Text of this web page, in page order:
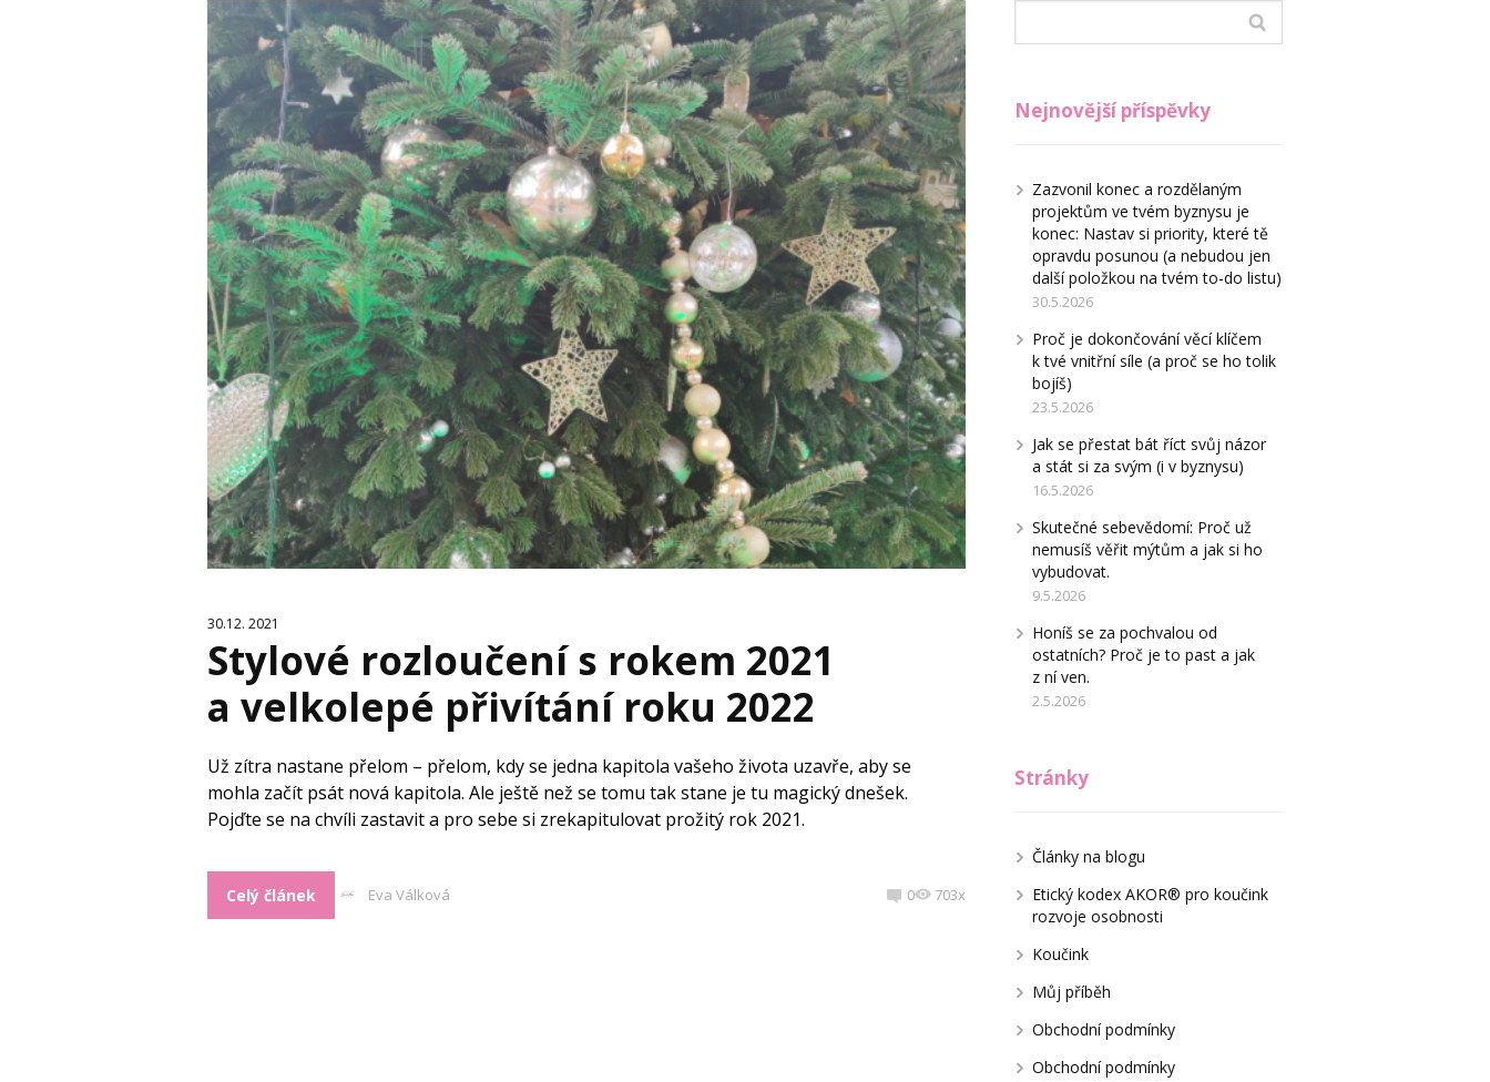
30.12. 2021
Stylové rozloučení s rokem 2021
a velkolepé přivítání roku 2022
Už zítra nastane přelom – přelom, kdy se jedna kapitola vašeho života uzavře, aby se
mohla začít psát nová kapitola. Ale ještě než se tomu tak stane je tu magický dnešek.
Pojďte se na chvíli zastavit a pro sebe si zrekapitulovat prožitý rok 2021.
Celý článek Eva Válková 0 703x
Nejnovější příspěvky
Zazvonil konec a rozdělaným
projektům ve tvém byznysu je
konec: Nastav si priority, které tě
opravdu posunou (a nebudou jen
další položkou na tvém to-do listu)
30.5.2026
Proč je dokončování věcí klíčem
k tvé vnitřní síle (a proč se ho tolik
bojíš)
23.5.2026
Jak se přestat bát říct svůj názor
a stát si za svým (i v byznysu)
16.5.2026
Skutečné sebevědomí: Proč už
nemusíš věřit mýtům a jak si ho
vybudovat.
9.5.2026
Honíš se za pochvalou od
ostatních? Proč je to past a jak
z ní ven.
2.5.2026
Stránky
Články na blogu
Etický kodex AKOR® pro koučink
rozvoje osobnosti
Koučink
Můj příběh
Obchodní podmínky
Obchodní podmínky